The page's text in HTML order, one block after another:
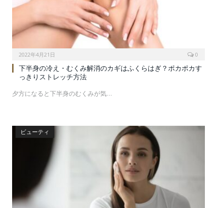
2022年4月21日 0
下半身の冷え・むくみ解消のカギはふくらはぎ？ポカポカす
っきりストレッチ方法
夕方になると下半身のむくみが気…
ビューティ